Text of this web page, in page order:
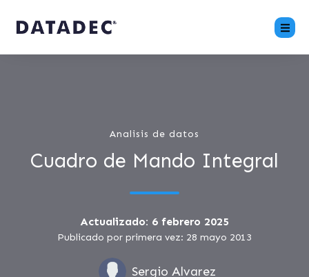
Analisis de datos
Cuadro de Mando Integral
Actualizado: 6 febrero 2025
Publicado por primera vez: 28 mayo 2013
Sergio Alvarez